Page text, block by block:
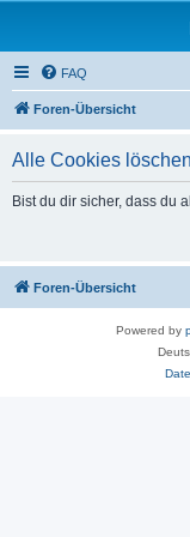
FAQ
Foren-Übersicht
Alle Cookies löschen
Bist du dir sicher, dass du
Foren-Übersicht
Powered by